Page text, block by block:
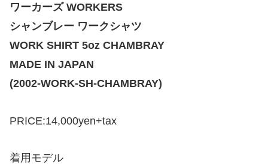
ワーカーズ WORKERS
シャンブレー ワークシャツ
WORK SHIRT 5oz CHAMBRAY
MADE IN JAPAN
(2002-WORK-SH-CHAMBRAY)
PRICE:14,000yen+tax
着用モデル